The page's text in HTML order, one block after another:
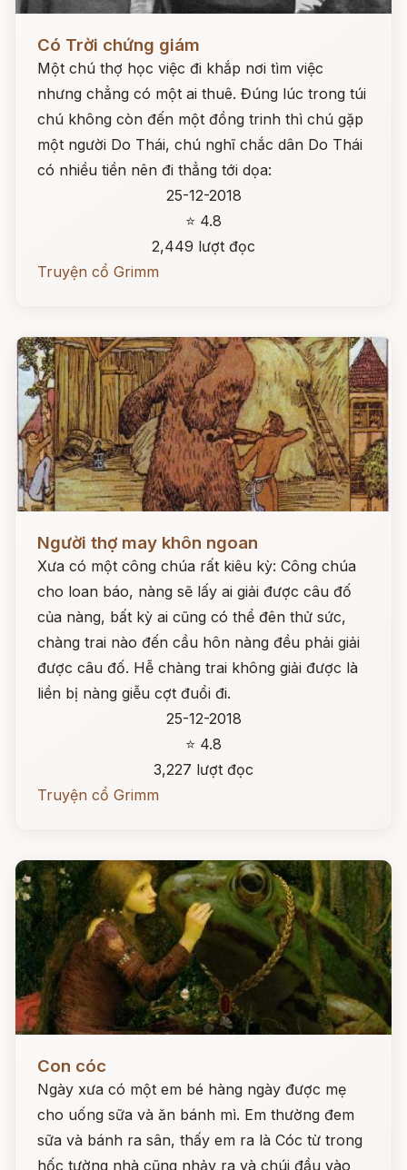
Có Trời chứng giám
Một chú thợ học việc đi khắp nơi tìm việc
nhưng chẳng có một ai thuê. Đúng lúc trong túi
chú không còn đến một đồng trinh thì chú gặp
một người Do Thái, chú nghĩ chắc dân Do Thái
có nhiều tiền nên đi thẳng tới dọa:
25-12-2018
⭐ 4.8
2,449 lượt đọc
Truyện cổ Grimm
Người thợ may khôn ngoan
Xưa có một công chúa rất kiêu kỳ: Công chúa
cho loan báo, nàng sẽ lấy ai giải được câu đố
của nàng, bất kỳ ai cũng có thể đên thử sức,
chàng trai nào đến cầu hôn nàng đều phải giải
được câu đố. Hễ chàng trai không giải được là
liền bị nàng giễu cợt đuổi đi.
25-12-2018
⭐ 4.8
3,227 lượt đọc
Truyện cổ Grimm
Con cóc
Ngày xưa có một em bé hàng ngày được mẹ
cho uống sữa và ăn bánh mì. Em thường đem
sữa và bánh ra sân, thấy em ra là Cóc từ trong
hốc tường nhà cũng nhảy ra và chúi đầu vào